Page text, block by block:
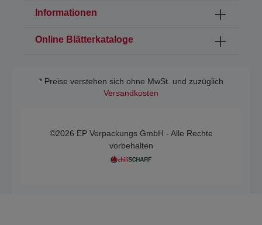
Informationen
Online Blätterkataloge
* Preise verstehen sich ohne MwSt. und zuzüglich
Versandkosten
©2026 EP Verpackungs GmbH - Alle Rechte
vorbehalten